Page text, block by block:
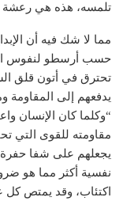
تلمسه، هذه هي رعشة
مما لا شك فيه أن
حسب أرسطو لنفوس
تحترق في أتون قلق
يدفعهم إلى المقاومة
“وكلما كان الإنسان
مقاومته للقوى التي
يجعلهم على شفا حفرة
نفسية أكثر مما هو
اكتئاب، وقد يمتص كل